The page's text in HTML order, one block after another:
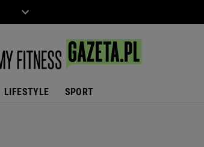
LIFESTYLE SPORT